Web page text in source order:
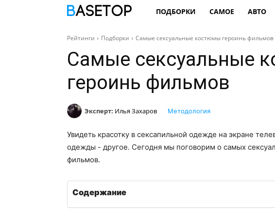
ПОДБОРКИ САМОЕ АВТО
Рейтинги Подборки Самые сексуальные костюмы героинь фильмов
Самые сексуальные
героинь фильмов
Эксперт: Илья Захаров Методология
Увидеть красотку в сексапильной одежде на экране
одежды - другое. Сегодня мы поговорим о самых
фильмов.
Содержание